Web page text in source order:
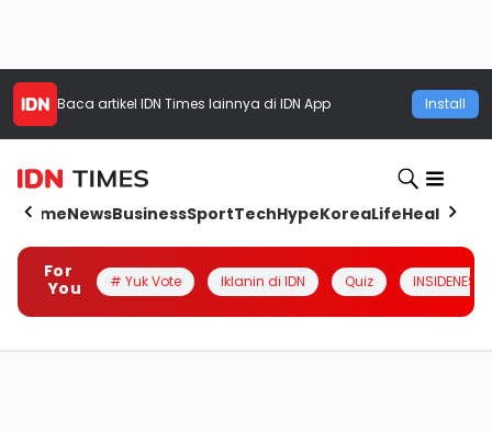
Baca artikel IDN Times lainnya di IDN App Install
HomeNewsBusinessSportTechHypeKoreaLifeHealth
For
You
# Yuk Vote Iklanin di IDN Quiz INSIDENESIA